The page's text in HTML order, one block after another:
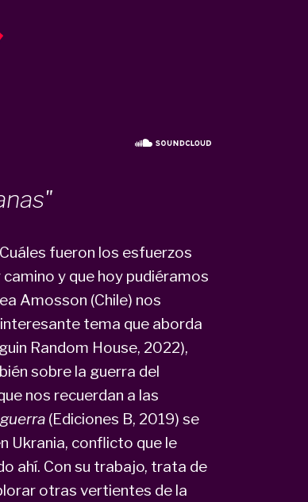
fueron los esfuerzos
y que hoy pudiéramos
Amosson (Chile) nos
tema que aborda
Random House, 2022),
sobre la guerra del
nos recuerdan a las
(Ediciones B, 2019) se
Ukrania, conflicto que le
ahí. Con su trabajo, trata de
otras vertientes de la